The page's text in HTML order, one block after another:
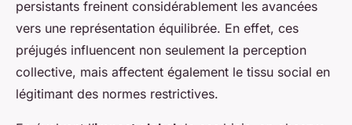
persistants freinent considérablement les avancées
vers une représentation équilibrée. En effet, ces
préjugés influencent non seulement la perception
collective, mais affectent également le tissu social en
légitimant des normes restrictives.